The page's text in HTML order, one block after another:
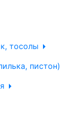
тосолы
пистон)